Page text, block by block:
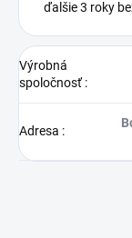
ďalšie 3 roky
Výrobná
spoločnosť:
Adresa :